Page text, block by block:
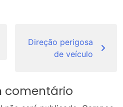
Direção perigosa
de veículo
comentário